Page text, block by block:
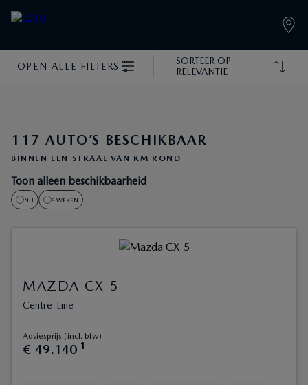
OPEN ALLE FILTERS
SORTEER OP
RELEVANTIE
117 AUTO’S BESCHIKBAAR
BINNEN EEN STRAAL VAN KM ROND
Toon alleen beschikbaarheid
NU 8 WEKEN
MAZDA CX-5
Centre-Line
Adviesprijs (incl. btw)
€ 49.140 1